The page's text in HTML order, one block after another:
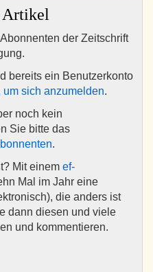
der Zeitschrift
bereits ein Benutzerkonto
um sich anzumelden.
noch kein
Sie bitte das
.
Mit einem ef-
Mal im Jahr eine
die anders ist
dann diesen und viele
und kommentieren.